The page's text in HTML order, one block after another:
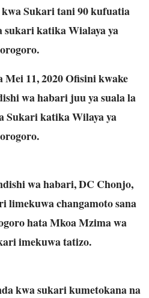
Sukari tani 90 kufuatia
sukari katika Wialaya ya
Mei 11, 2020 Ofisini kwake
wa habari juu ya suala la
Sukari katika Wilaya ya
wa habari, DC Chonjo,
limekuwa changamoto sana
hata Mkoa Mzima wa
imekuwa tatizo.
kwa sukari kumetokana na